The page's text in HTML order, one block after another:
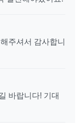
주셔서 감사합니
바랍니다! 기대